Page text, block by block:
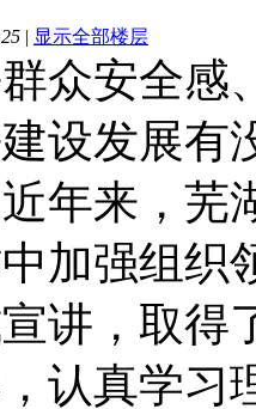
| 显示全部楼层
众安全感
设发展有
年来，芜
加强组织
讲，取得
认真学习